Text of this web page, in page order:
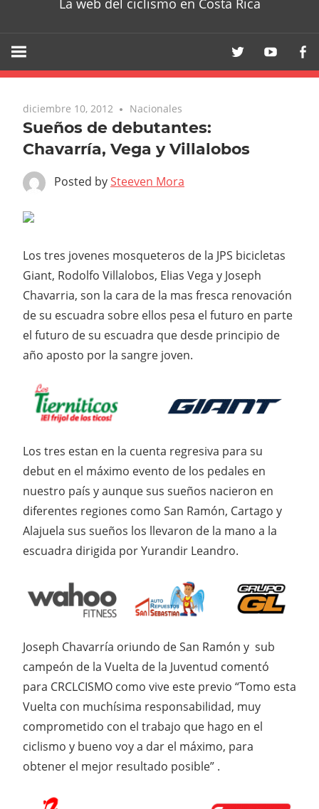
La web del ciclismo en Costa Rica
diciembre 10, 2012 Nacionales
Sueños de debutantes:
Chavarría, Vega y Villalobos
Posted bySteeven Mora
Los tres jovenes mosqueteros de la JPS bicicletas
Giant, Rodolfo Villalobos, Elias Vega y Joseph
Chavarria, son la cara de la mas fresca renovación
de su escuadra sobre ellos pesa el futuro en parte
el futuro de su escuadra que desde principio de
año aposto por la sangre joven.
Los tres estan en la cuenta regresiva para su
debut en el máximo evento de los pedales en
nuestro país y aunque sus sueños nacieron en
diferentes regiones como San Ramón, Cartago y
Alajuela sus sueños los llevaron de la mano a la
escuadra dirigida por Yurandir Leandro.
Joseph Chavarría oriundo de San Ramón y sub
campeón de la Vuelta de la Juventud comentó
para CRCLCISMO como vive este previo “Tomo esta
Vuelta con muchísima responsabilidad, muy
comprometido con el trabajo que hago en el
ciclismo y bueno voy a dar el máximo, para
obtener el mejor resultado posible” .